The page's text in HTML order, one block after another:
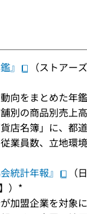
』
（ストア
向をまとめた年
別の商品別売上
店名簿」に、都
業員数、立地環
統計年報』
）*
加盟企業を対象